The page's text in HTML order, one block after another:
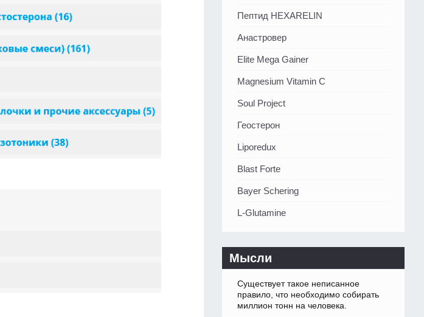
Пептид HEXARELIN
Анастровер
Elite Mega Gainer
Magnesium Vitamin C
Soul Project
Геостерон
Liporedux
Blast Forte
Bayer Schering
L-Glutamine
Мысли
Существует такое неписанное
правило, что необходимо собирать
миллион тонн на человека.